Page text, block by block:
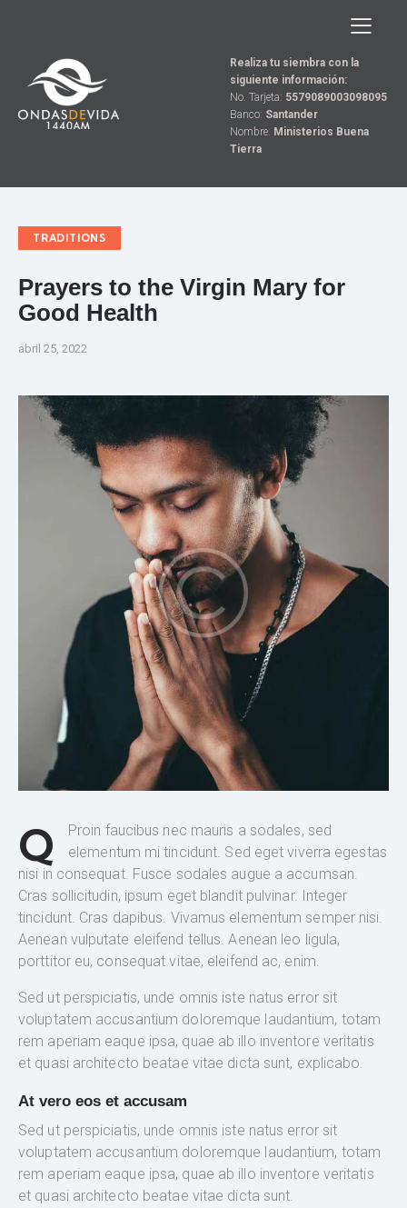
Realiza tu siembra con la
siguiente información:
No. Tarjeta: 5579089003098095
Banco: Santander
Nombre: Ministerios Buena
Tierra
TRADITIONS
Prayers to the Virgin Mary for
Good Health
abril 25, 2022
Q
Proin faucibus nec mauris a sodales, sed
elementum mi tincidunt. Sed eget viverra egestas
nisi in consequat. Fusce sodales augue a accumsan.
Cras sollicitudin, ipsum eget blandit pulvinar. Integer
tincidunt. Cras dapibus. Vivamus elementum semper nisi.
Aenean vulputate eleifend tellus. Aenean leo ligula,
porttitor eu, consequat vitae, eleifend ac, enim.
Sed ut perspiciatis, unde omnis iste natus error sit
voluptatem accusantium doloremque laudantium, totam
rem aperiam eaque ipsa, quae ab illo inventore veritatis
et quasi architecto beatae vitae dicta sunt, explicabo.
At vero eos et accusam
Sed ut perspiciatis, unde omnis iste natus error sit
voluptatem accusantium doloremque laudantium, totam
rem aperiam eaque ipsa, quae ab illo inventore veritatis
et quasi architecto beatae vitae dicta sunt.